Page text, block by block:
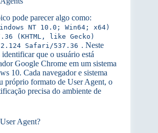
pode parecer algo como:
NT 10.0; Win64; x64)
(KHTML, like Gecko)
Safari/537.36 . Neste
que o usuário está
Google Chrome em um sistema
10. Cada navegador e sistema
próprio formato de User Agent, o
precisa do ambiente de
Agent?